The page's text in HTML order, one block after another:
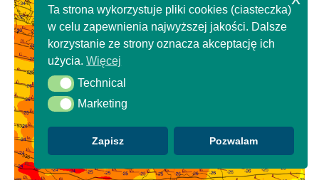
Ta strona wykorzystuje pliki cookies (ciasteczka)
w celu zapewnienia najwyższej jakości. Dalsze
korzystanie ze strony oznacza akceptację ich
użycia.Więcej
Technical
Technical
Marketing
Marketing
Zapisz Pozwalam